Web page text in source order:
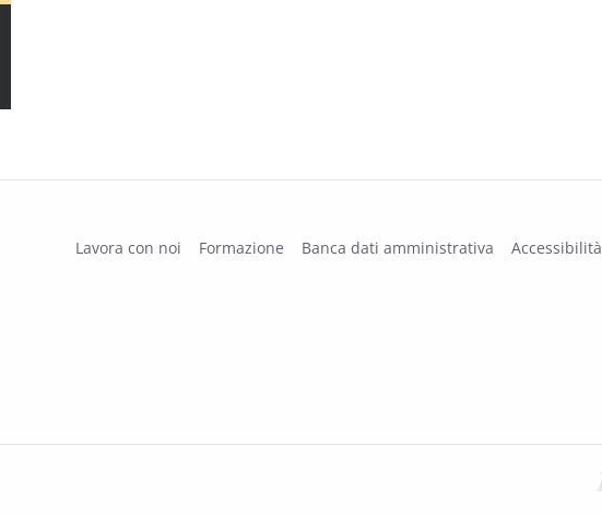
Lavora con noi Formazione Banca dati amministrativa Accessibilità